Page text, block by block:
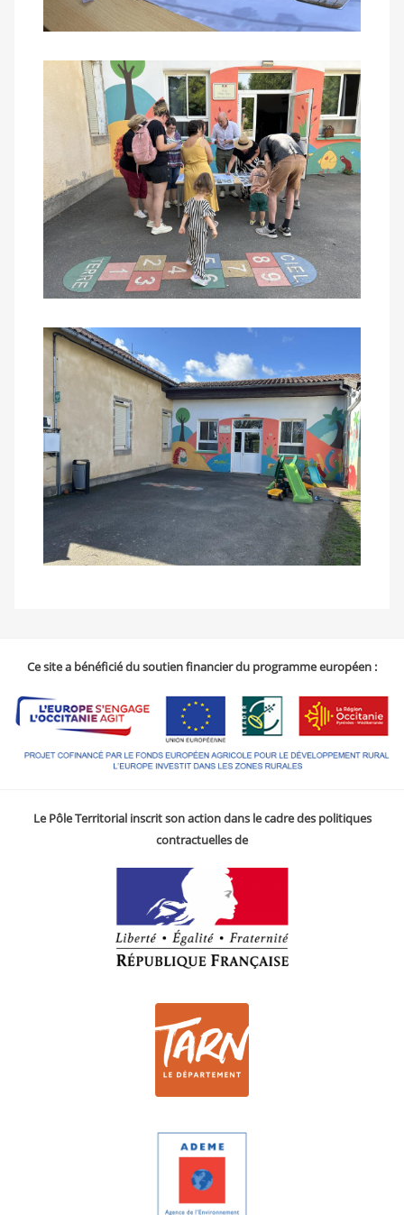
Ce site a bénéficié du soutien financier du programme européen :
Le Pôle Territorial inscrit son action dans le cadre des politiques
contractuelles de